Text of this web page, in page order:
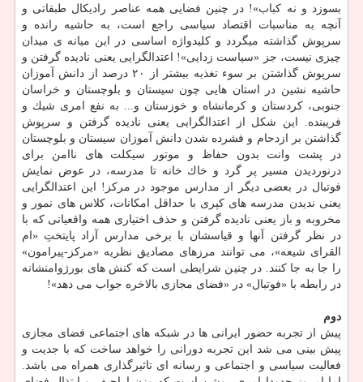
بسوزد و نه كباب»! در چنین فضایی همه عناصر رادیكال طبقاتی و
آنچه به مناسبات اقتصاد سیاسی راجع است، به حاشیه رانده و
سرپوش گذاشته میگردد و كلیدواژه اساسی در این میانه ی میدان
چیزی نیست، جز «سیاست زدایی»! اعتدالگرایی یعنی نادیده گرفتن و
سرپوش گذاشتن بر سوء تغذیه بیشتر از ۲۰ درصد از دانش آموزان
حاشیه نشین در استان هایی چون سیستان و بلوچستان و خراسان
جنوبی، كردستان و كرمانشاه و خوزستان و... به نفع امری شیك و
فریبنده. این شكل از اعتدالگرایی یعنی نادیده گرفتن و سرپوش
گذاشتن بر ازدحام و فشرده شدن دانش آموزان سیستان و بلوچستان
در پشت وانت بدون حفاظ و موتور سیكلت های ناامن برای
درنوردیدن مسیر پر گرد و خاك خانه تا مدرسه، در عوض نمایش
فوتبال در بعضی دیگر از مدارس موجود در مركز! این اعتدالگرایی
یعنی ندیدن مدرسه های كپری با حداقل امكانات، كلاس های نمور و
مخروبه و باز یعنی نادیده گرفتن و حذف اختیاری همه واقعیاتی كه با
در نظر گرفتن آنها و قیاسشان با برخی مدارس آزاد پایتختِ «ام
القرای شیعه»، می توانند مرزهای مصادیق نظریه «مركز-پیرامون»
را جا به جا كنند. در چنین شرایطی است كه كنش های بورژوامنشانه
در رابطه با «فوتبال» در «فضای مجازی بالاخره جواب می دهد»!
دوم
پیش از تجربه حضور ایرانی ها در شبكه های اجتماعی فضای مجازی
پیش بینی می شد این تجربه دورانی را خواهد ساخت كه با جدیت و
فعالیت سیاسی و اجتماعی و رسانه ای تاثیرگذاری همراه می باشد.